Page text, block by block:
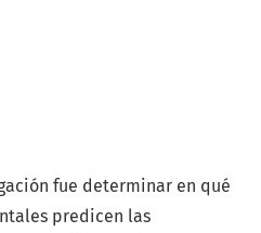
fue determinar en qué
predicen las